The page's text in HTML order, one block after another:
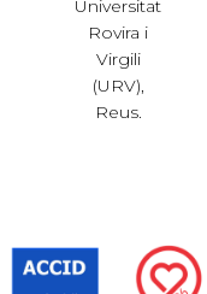
Universitat
Rovira i
Virgili
(URV),
Reus.